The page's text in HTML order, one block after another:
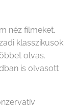
néz filmeket.
klasszikusok
olvas.
is olvasott